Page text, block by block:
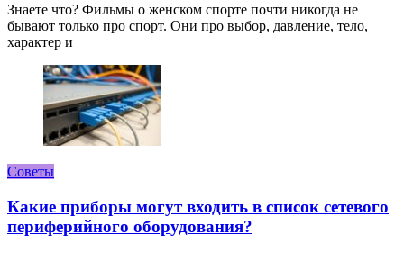
Знаете что? Фильмы о женском спорте почти никогда не
бывают только про спорт. Они про выбор, давление, тело,
характер и
Советы
Какие приборы могут входить в список сетевого
периферийного оборудования?